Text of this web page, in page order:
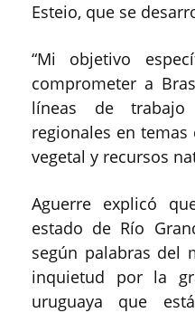
Esteio, que se
“Mi objetivo
comprometer a
líneas de
regionales en
vegetal y recursos
Aguerre explicó
estado de Río
según palabras del
inquietud por la
uruguaya que